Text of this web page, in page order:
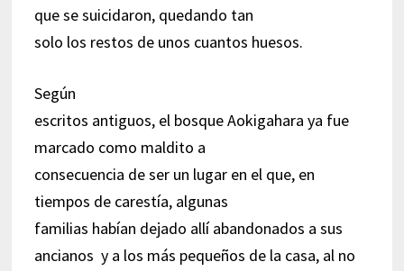
que se suicidaron, quedando tan
solo los restos de unos cuantos huesos.
Según
escritos antiguos, el bosque Aokigahara ya fue
marcado como maldito a
consecuencia de ser un lugar en el que, en
tiempos de carestía, algunas
familias habían dejado allí abandonados a sus
ancianos y a los más pequeños de la casa, al no